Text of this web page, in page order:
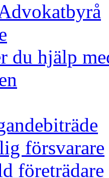
du hjälp
försvarare
företrädare